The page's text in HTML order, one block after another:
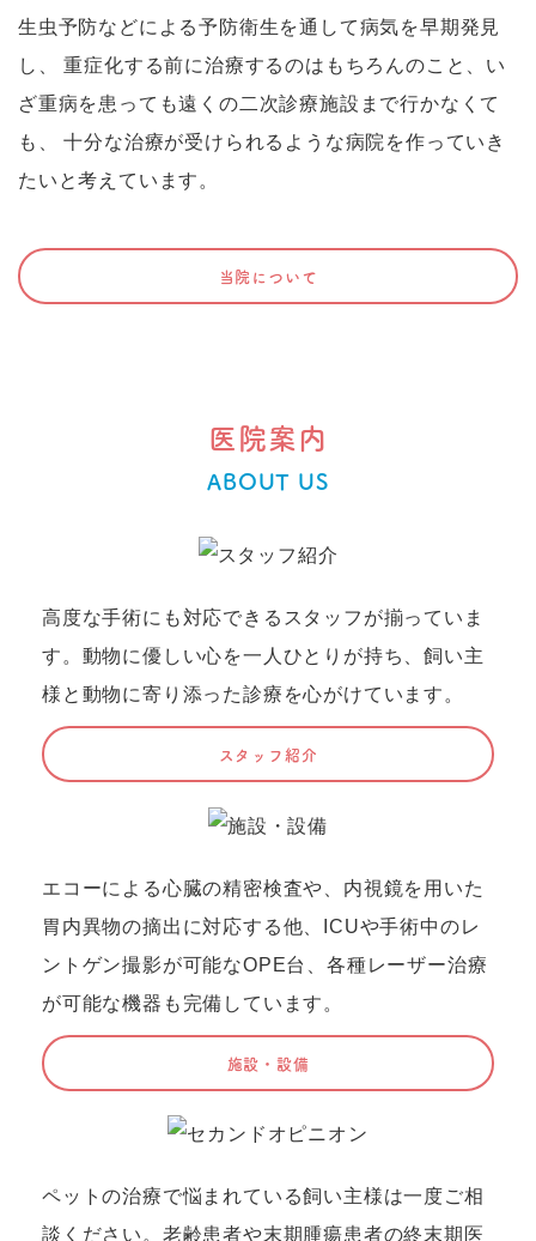
生虫予防などによる予防衛生を通して病気を早期発見
し、
重症化する前に治療するのはもちろんのこと、い
ざ重病を患っても遠くの二次診療施設まで行かなくて
も、
十分な治療が受けられるような病院を作っていき
たいと考えています。
当院について
医院案内
ABOUT US
高度な手術にも対応できるスタッフが揃っていま
す。動物に優しい心を一人ひとりが持ち、飼い主
様と動物に寄り添った診療を心がけています。
スタッフ紹介
エコーによる心臓の精密検査や、内視鏡を用いた
胃内異物の摘出に対応する他、ICUや手術中のレ
ントゲン撮影が可能なOPE台、各種レーザー治療
が可能な機器も完備しています。
施設・設備
ペットの治療で悩まれている飼い主様は一度ご相
談ください。老齢患者や末期腫瘍患者の終末期医